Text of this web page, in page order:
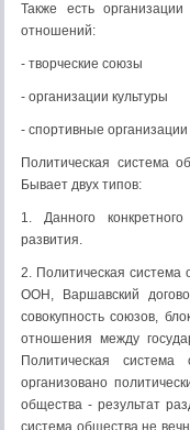
Также есть
отношений:
- творческие союзы
- организации культуры
- спортивные организации
Политическая система
Бывает двух типов:
1. Данного
развития.
2. Политическая система
ООН, Варшавский
совокупность союзов,
отношения между
Политическая
организовано
общества - результат
система общества не